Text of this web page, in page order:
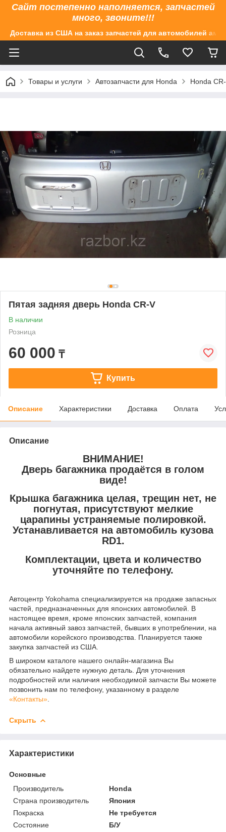
Сайт постепенно наполняется, запчастей
много, звоните!!!
Доставка из США на заказ запчастей для автомобилей
Товары и услуги Автозапчасти для Honda Honda
Пятая задняя дверь Honda CR-V
В наличии
Розница
60 000 ₸
Купить
Описание Характеристики Доставка Оплата
Описание
ВНИМАНИЕ!
Дверь багажника продаётся в голом
виде!
Крышка багажника целая, трещин нет, не
погнутая, присутствуют мелкие
царапины устраняемые полировкой.
Устанавливается на автомобиль кузова
RD1.
Комплектации, цвета и количество
уточняйте по телефону.
Автоцентр Yokohama специализируется на продаже запасных
частей, предназначенных для японских автомобилей. В
настоящее время, кроме японских запчастей, компания
начала активный завоз запчастей, бывших в употреблении, на
автомобили корейского производства. Планируется также
закупка запчастей из США.
В широком каталоге нашего онлайн-магазина Вы
обязательно найдете нужную деталь. Для уточнения
подробностей или наличия необходимой запчасти Вы можете
позвонить нам по телефону, указанному в разделе
«Контакты»
Скрыть
Характеристики
Основные
Производитель
Honda
Страна производитель
Япония
Покраска
Не требуется
Состояние
Б/У